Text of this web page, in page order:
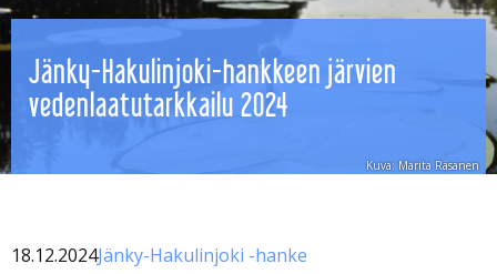
Jänky-Hakulinjoki-hankkeen järvien
vedenlaatutarkkailu 2024
Kuva: Marita Räsänen
18.12.2024Jänky-Hakulinjoki -hanke